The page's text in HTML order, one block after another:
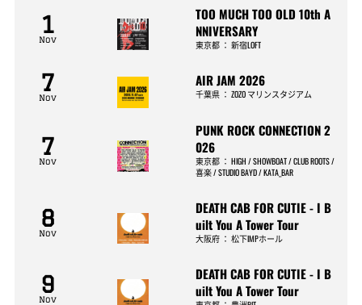
1
Nov
TOO MUCH TOO OLD 10th A
NNIVERSARY
東京都 ：新宿LOFT
7
Nov
AIR JAM 2026
千葉県 ：ZOZO マリンスタジアム
7
Nov
PUNK ROCK CONNECTION 2
026
東京都 ：HIGH / SHOWBOAT / CLUB ROOTS /
喜楽 / STUDIO BAYD / KATA_BAR
8
Nov
DEATH CAB FOR CUTIE - I B
uilt You A Tower Tour
大阪府 ：松下IMPホール
9
Nov
DEATH CAB FOR CUTIE - I B
uilt You A Tower Tour